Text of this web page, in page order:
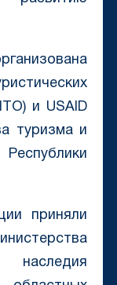
и USAID
туризма и
приняли
наследия